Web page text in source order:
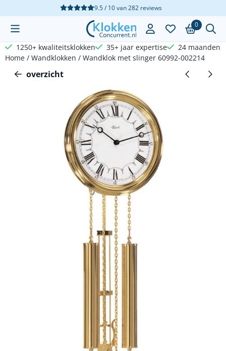
Cookievoorkeuren zijn beschikbaar. Kies instellingen of sta
9.5 / 10van282reviews
0
1250+ kwaliteitsklokken 35+ jaar expertise
24 maanden
Home / Wandklokken / Wandklok met slinger 60992-002214
overzicht